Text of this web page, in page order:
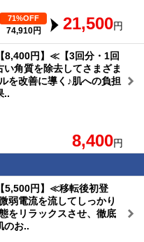
71%OFF
74,910円 21,500円
8,400円】≪【3回分・1回
い角質を除去してさまざま
を改善に導く♪肌への負担
..
8,400円
5,500円】≪移転後初登
弱電流を流してしっかり
をリラックスさせ、徹底
のお..